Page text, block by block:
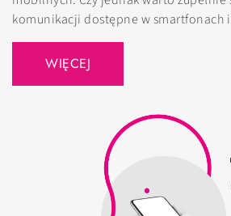
komunikacji dostępne w smartfonach
WIĘCEJ